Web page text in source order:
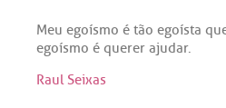
Meu egoísmo é tão egoísta
egoísmo é querer ajudar.
Raul Seixas